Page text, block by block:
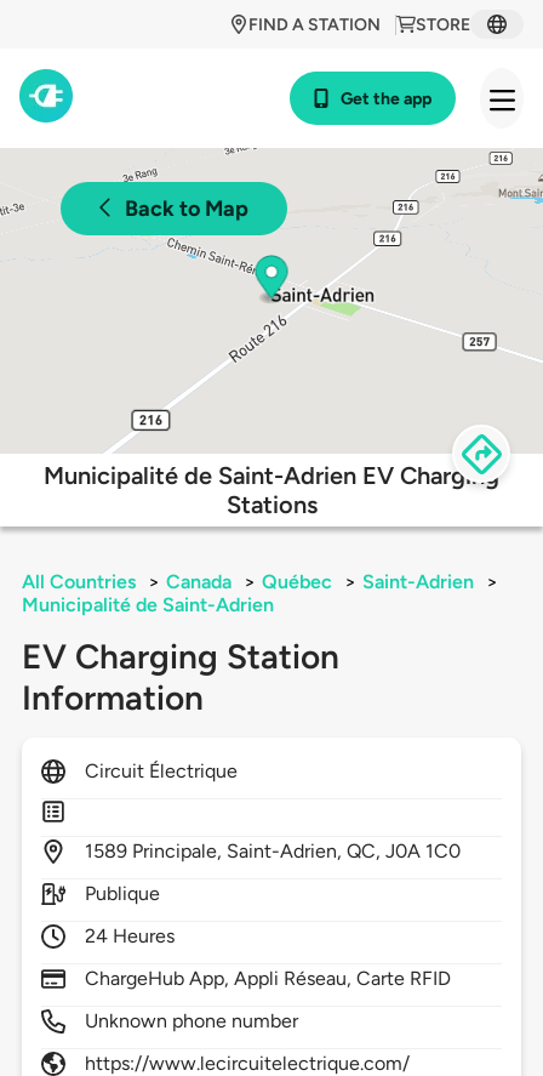
STORE
FIND A STATION
Get the app
Back to Map
Municipalité de Saint-Adrien EV Charging
Stations
All Countries > Canada > Québec > Saint-Adrien
>
Municipalité de Saint-Adrien
EV Charging Station
Information
Circuit Électrique
1589 Principale, Saint-Adrien,QC,J0A 1C0
Publique
24 Heures
ChargeHub App, Appli Réseau, Carte RFID
Unknown phone number
https://www.lecircuitelectrique.com/